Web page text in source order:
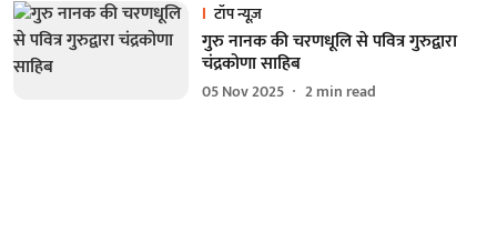
टॉप न्यूज़
गुरु नानक की चरणधूलि से पवित्र गुरुद्वारा
चंद्रकोणा साहिब
05 Nov 2025 2min read